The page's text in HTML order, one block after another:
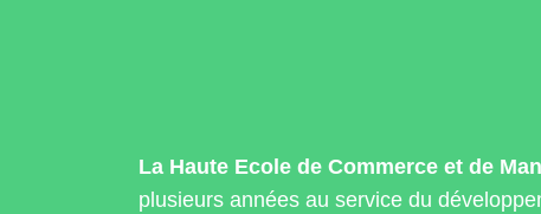
La Haute Ecole de Commerce et de
plusieurs années au service du